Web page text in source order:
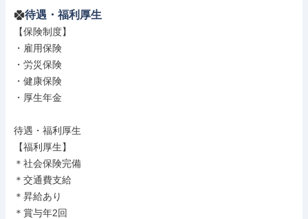
待遇・福利厚生
【保険制度】
・雇用保険
・労災保険
・健康保険
・厚生年金
待遇・福利厚生
【福利厚生】
＊社会保険完備
＊交通費支給
＊昇給あり
＊賞与年2回